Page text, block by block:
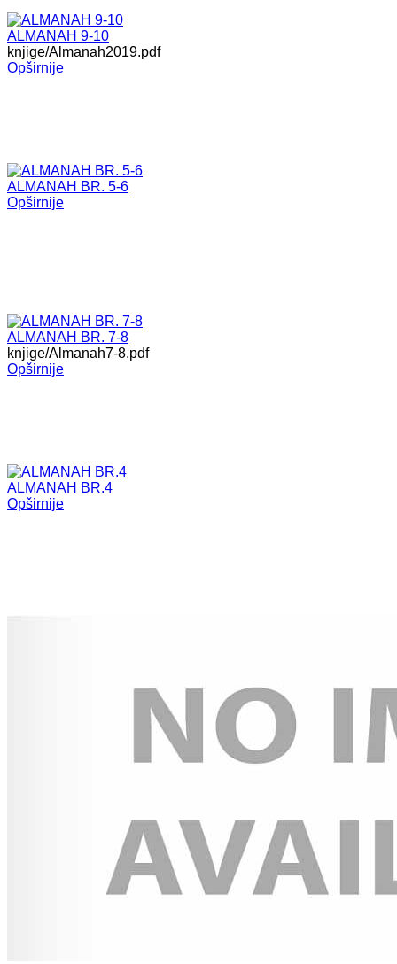
ALMANAH 9-10
knjige/Almanah2019.pdf
Opširnije
ALMANAH BR. 5-6
Opširnije
ALMANAH BR. 7-8
knjige/Almanah7-8.pdf
Opširnije
ALMANAH BR.4
Opširnije